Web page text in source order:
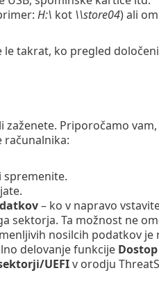
H:\ kot \\store04) ali
takrat, ko pregled
Priporočamo
računalnika:
– ko v napravo
sektorja. Ta možnost ne
nosilcih podatkov je
delovanje funkcije
UEFIv orodju